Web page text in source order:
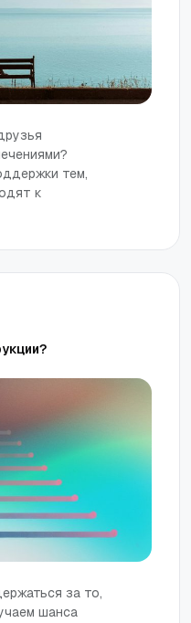
тем,
к
за то,
шанса